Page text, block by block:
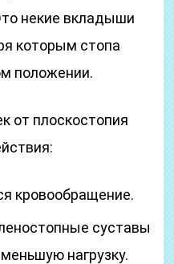
некие вкладыши
которым стопа
положении.
от плоскостопия
кровообращение.
суставы
нагрузку.